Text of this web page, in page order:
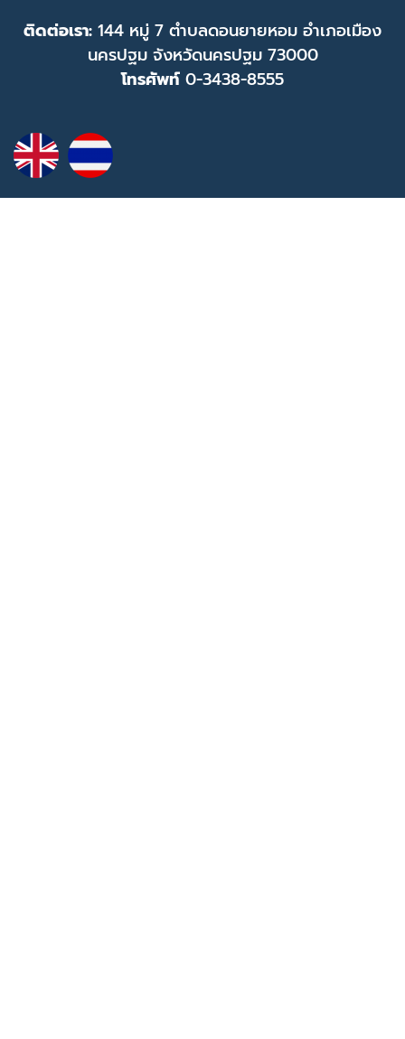
ติดต่อเรา: 144 หมู่ 7 ตำบลดอนยายหอม อำเภอเมือง
นครปฐม จังหวัดนครปฐม 73000
โทรศัพท์ 0-3438-8555